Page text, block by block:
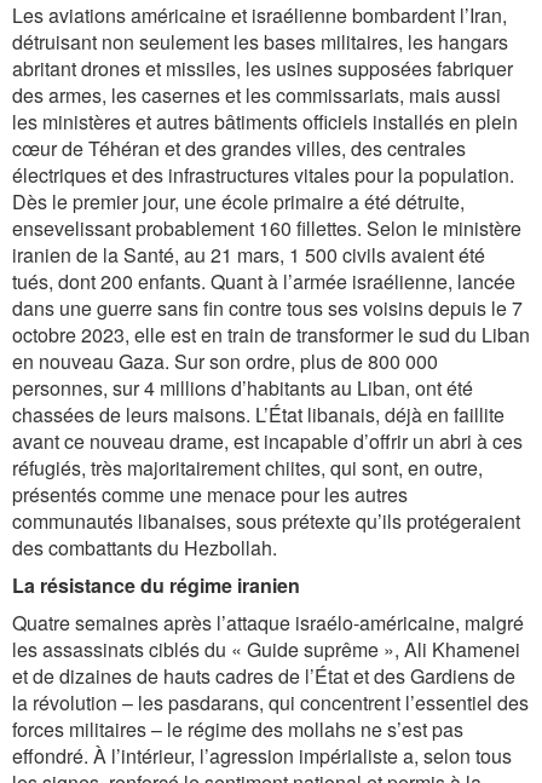
Les aviations américaine et israélienne bombardent l’Iran,
détruisant non seulement les bases militaires, les hangars
abritant drones et missiles, les usines supposées fabriquer
des armes, les casernes et les commissariats, mais aussi
les ministères et autres bâtiments officiels installés en plein
cœur de Téhéran et des grandes villes, des centrales
électriques et des infrastructures vitales pour la population.
Dès le premier jour, une école primaire a été détruite,
ensevelissant probablement 160 fillettes. Selon le ministère
iranien de la Santé, au 21 mars, 1 500 civils avaient été
tués, dont 200 enfants. Quant à l’armée israélienne, lancée
dans une guerre sans fin contre tous ses voisins depuis le 7
octobre 2023, elle est en train de transformer le sud du Liban
en nouveau Gaza. Sur son ordre, plus de 800 000
personnes, sur 4 millions d’habitants au Liban, ont été
chassées de leurs maisons. L’État libanais, déjà en faillite
avant ce nouveau drame, est incapable d’offrir un abri à ces
réfugiés, très majoritairement chiites, qui sont, en outre,
présentés comme une menace pour les autres
communautés libanaises, sous prétexte qu’ils protégeraient
des combattants du Hezbollah.
La résistance du régime iranien
Quatre semaines après l’attaque israélo-américaine, malgré
les assassinats ciblés du « Guide suprême », Ali Khamenei
et de dizaines de hauts cadres de l’État et des Gardiens de
la révolution – les pasdarans, qui concentrent l’essentiel des
forces militaires – le régime des mollahs ne s’est pas
effondré. À l’intérieur, l’agression impérialiste a, selon tous